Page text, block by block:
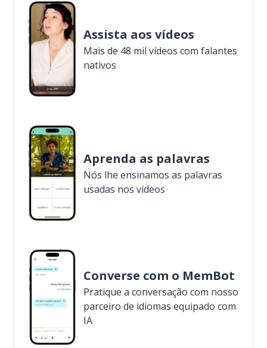
Assista aos vídeos
Mais de 48 mil vídeos com falantes
nativos
Aprenda as palavras
Nós lhe ensinamos as palavras
usadas nos vídeos
Converse com o MemBot
Pratique a conversação com nosso
parceiro de idiomas equipado com
IA